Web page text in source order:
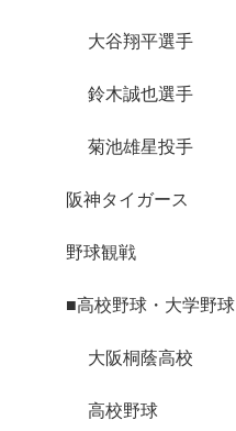
大谷翔平選手
鈴木誠也選手
菊池雄星投手
阪神タイガース
野球観戦
■高校野球・大学野球
大阪桐蔭高校
高校野球